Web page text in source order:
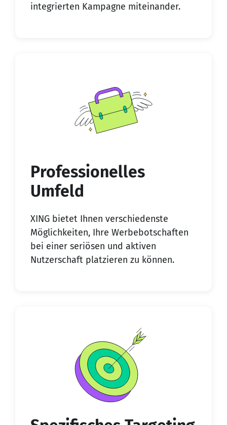
integrierten Kampagne miteinander.
Professionelles
Umfeld
XING bietet Ihnen verschiedenste
Möglichkeiten, Ihre Werbebotschaften
bei einer seriösen und aktiven
Nutzerschaft platzieren zu können.